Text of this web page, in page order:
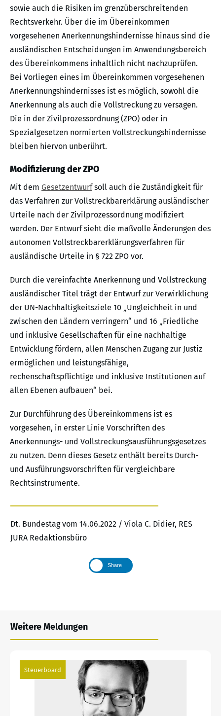
sowie auch die Risiken im grenzüberschreitenden
Rechtsverkehr. Über die im Übereinkommen
vorgesehenen Anerkennungshindernisse hinaus sind die
ausländischen Entscheidungen im Anwendungsbereich
des Übereinkommens inhaltlich nicht nachzuprüfen.
Bei Vorliegen eines im Übereinkommen vorgesehenen
Anerkennungshindernisses ist es möglich, sowohl die
Anerkennung als auch die Vollstreckung zu versagen.
Die in der Zivilprozessordnung (ZPO) oder in
Spezialgesetzen normierten Vollstreckungshindernisse
bleiben hiervon unberührt.
Modifizierung der ZPO
Mit dem Gesetzentwurfsoll auch die Zuständigkeit für
das Verfahren zur Vollstreckbarerklärung ausländischer
Urteile nach der Zivilprozessordnung modifiziert
werden. Der Entwurf sieht die maßvolle Änderungen des
autonomen Vollstreckbarerklärungsverfahren für
ausländische Urteile in § 722 ZPO vor.
Durch die vereinfachte Anerkennung und Vollstreckung
ausländischer Titel trägt der Entwurf zur Verwirklichung
der UN-Nachhaltigkeitsziele 10 „Ungleichheit in und
zwischen den Ländern verringern“ und 16 „Friedliche
und inklusive Gesellschaften für eine nachhaltige
Entwicklung fördern, allen Menschen Zugang zur Justiz
ermöglichen und leistungsfähige,
rechenschaftspflichtige und inklusive Institutionen auf
allen Ebenen aufbauen“ bei.
Zur Durchführung des Übereinkommens ist es
vorgesehen, in erster Linie Vorschriften des
Anerkennungs- und Vollstreckungsausführungsgesetzes
zu nutzen. Denn dieses Gesetz enthält bereits Durch-
und Ausführungsvorschriften für vergleichbare
Rechtsinstrumente.
Dt. Bundestag vom 14.06.2022 / Viola C. Didier, RES
JURA Redaktionsbüro
Share
Weitere Meldungen
Steuerboard